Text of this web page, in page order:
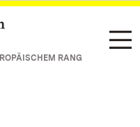
RANG